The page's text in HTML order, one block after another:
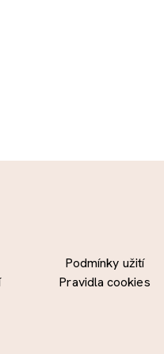
Podmínky užití
Pravidla cookies